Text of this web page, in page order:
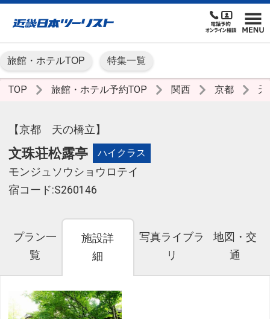
旅館・ホテルTOP 特集一覧
TOP 旅館・ホテル予約TOP 関西 京都
【京都 天の橋立】
文珠荘松露亭 ハイクラス
モンジュソウショウロテイ
宿コード:S260146
プラン一
覧
施設詳
細
写真ライブラ
リ
地図・交
通